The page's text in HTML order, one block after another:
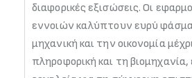
διαφορικές εξισώσεις. Οι
εννοιών καλύπτουν ευρύ
μηχανική και την οικονομία
πληροφορική και τη βιομηχανία,